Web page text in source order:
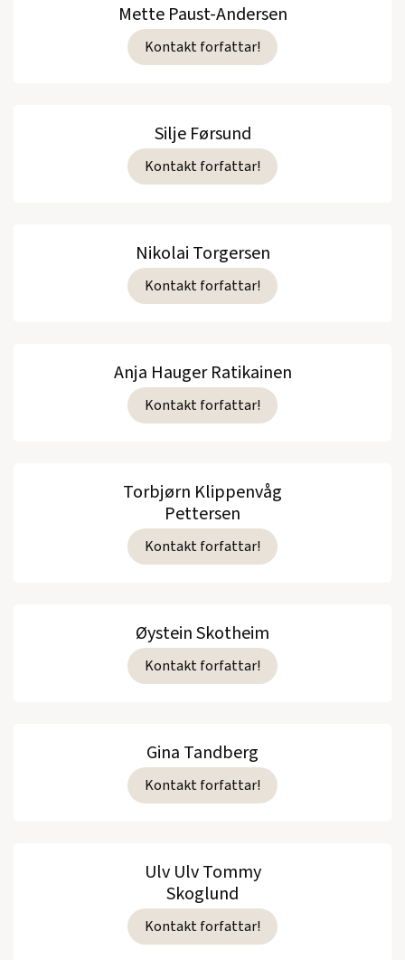
Mette Paust-Andersen
Kontakt forfattar!
Silje Førsund
Kontakt forfattar!
Nikolai Torgersen
Kontakt forfattar!
Anja Hauger Ratikainen
Kontakt forfattar!
Torbjørn Klippenvåg
Pettersen
Kontakt forfattar!
Øystein Skotheim
Kontakt forfattar!
Gina Tandberg
Kontakt forfattar!
Ulv Ulv Tommy
Skoglund
Kontakt forfattar!